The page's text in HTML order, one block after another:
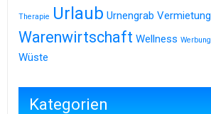
Therapie Urlaub Urnengrab Vermietung
Warenwirtschaft Wellness Werbung
Wüste
Kategorien